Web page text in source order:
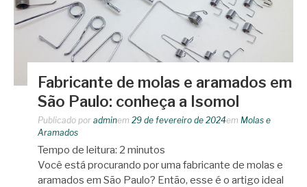
Fabricante de molas e aramados em
São Paulo: conheça a Isomol
Publicado por adminem 29 de fevereiro de 2024em Molas e
Aramados
Tempo de leitura: 2 minutos
Você está procurando por uma fabricante de molas e
aramados em São Paulo? Então, esse é o artigo ideal